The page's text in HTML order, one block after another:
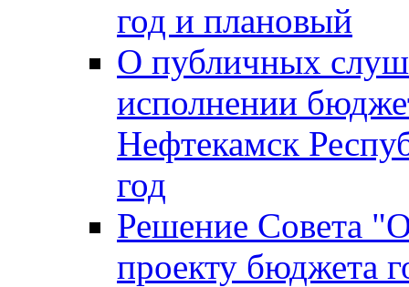
год и плановый
О публичных
исполнении
Нефтекамск
год
Решение Совета
проекту бюджета